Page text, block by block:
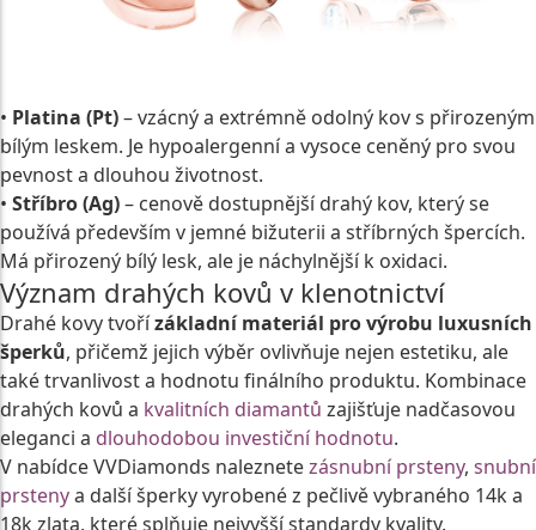
• Platina (Pt)– vzácný a extrémně odolný kov s přirozeným
bílým leskem. Je hypoalergenní a vysoce ceněný pro svou
pevnost a dlouhou životnost.
• Stříbro (Ag)– cenově dostupnější drahý kov, který se
používá především v jemné bižuterii a stříbrných špercích.
Má přirozený bílý lesk, ale je náchylnější k oxidaci.
Význam drahých kovů v klenotnictví
Drahé kovy tvořízákladní materiál pro výrobu luxusních
šperků, přičemž jejich výběr ovlivňuje nejen estetiku, ale
také trvanlivost a hodnotu finálního produktu. Kombinace
drahých kovů a kvalitních diamantů zajišťuje nadčasovou
eleganci a dlouhodobou investiční hodnotu.
V nabídce VVDiamonds naleznetezásnubní prsteny, snubní
prstenya další šperky vyrobené z pečlivě vybraného 14k a
18k zlata, které splňuje nejvyšší standardy kvality.